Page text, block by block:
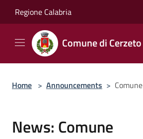
Regione Calabria
Comune di Cerzeto
Home > Announcements > Comune
News: Comune